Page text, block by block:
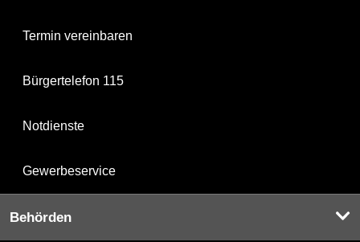
Termin vereinbaren
Bürgertelefon 115
Notdienste
Gewerbeservice
Behörden